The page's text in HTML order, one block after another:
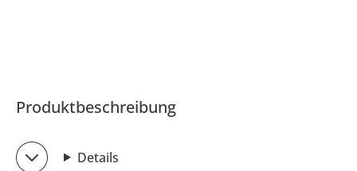
Produktbeschreibung
Details